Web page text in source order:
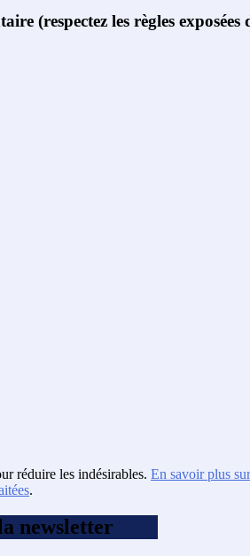
(respectez les règles
réduire les indésirables. En savoir plus
.
newsletter